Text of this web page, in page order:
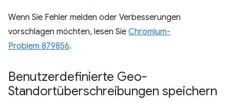
Wenn Sie Fehler melden oder Verbesserungen
vorschlagen möchten, lesen Sie Chromium-
Problem 879856.
Benutzerdefinierte Geo-
Standortüberschreibungen speichern